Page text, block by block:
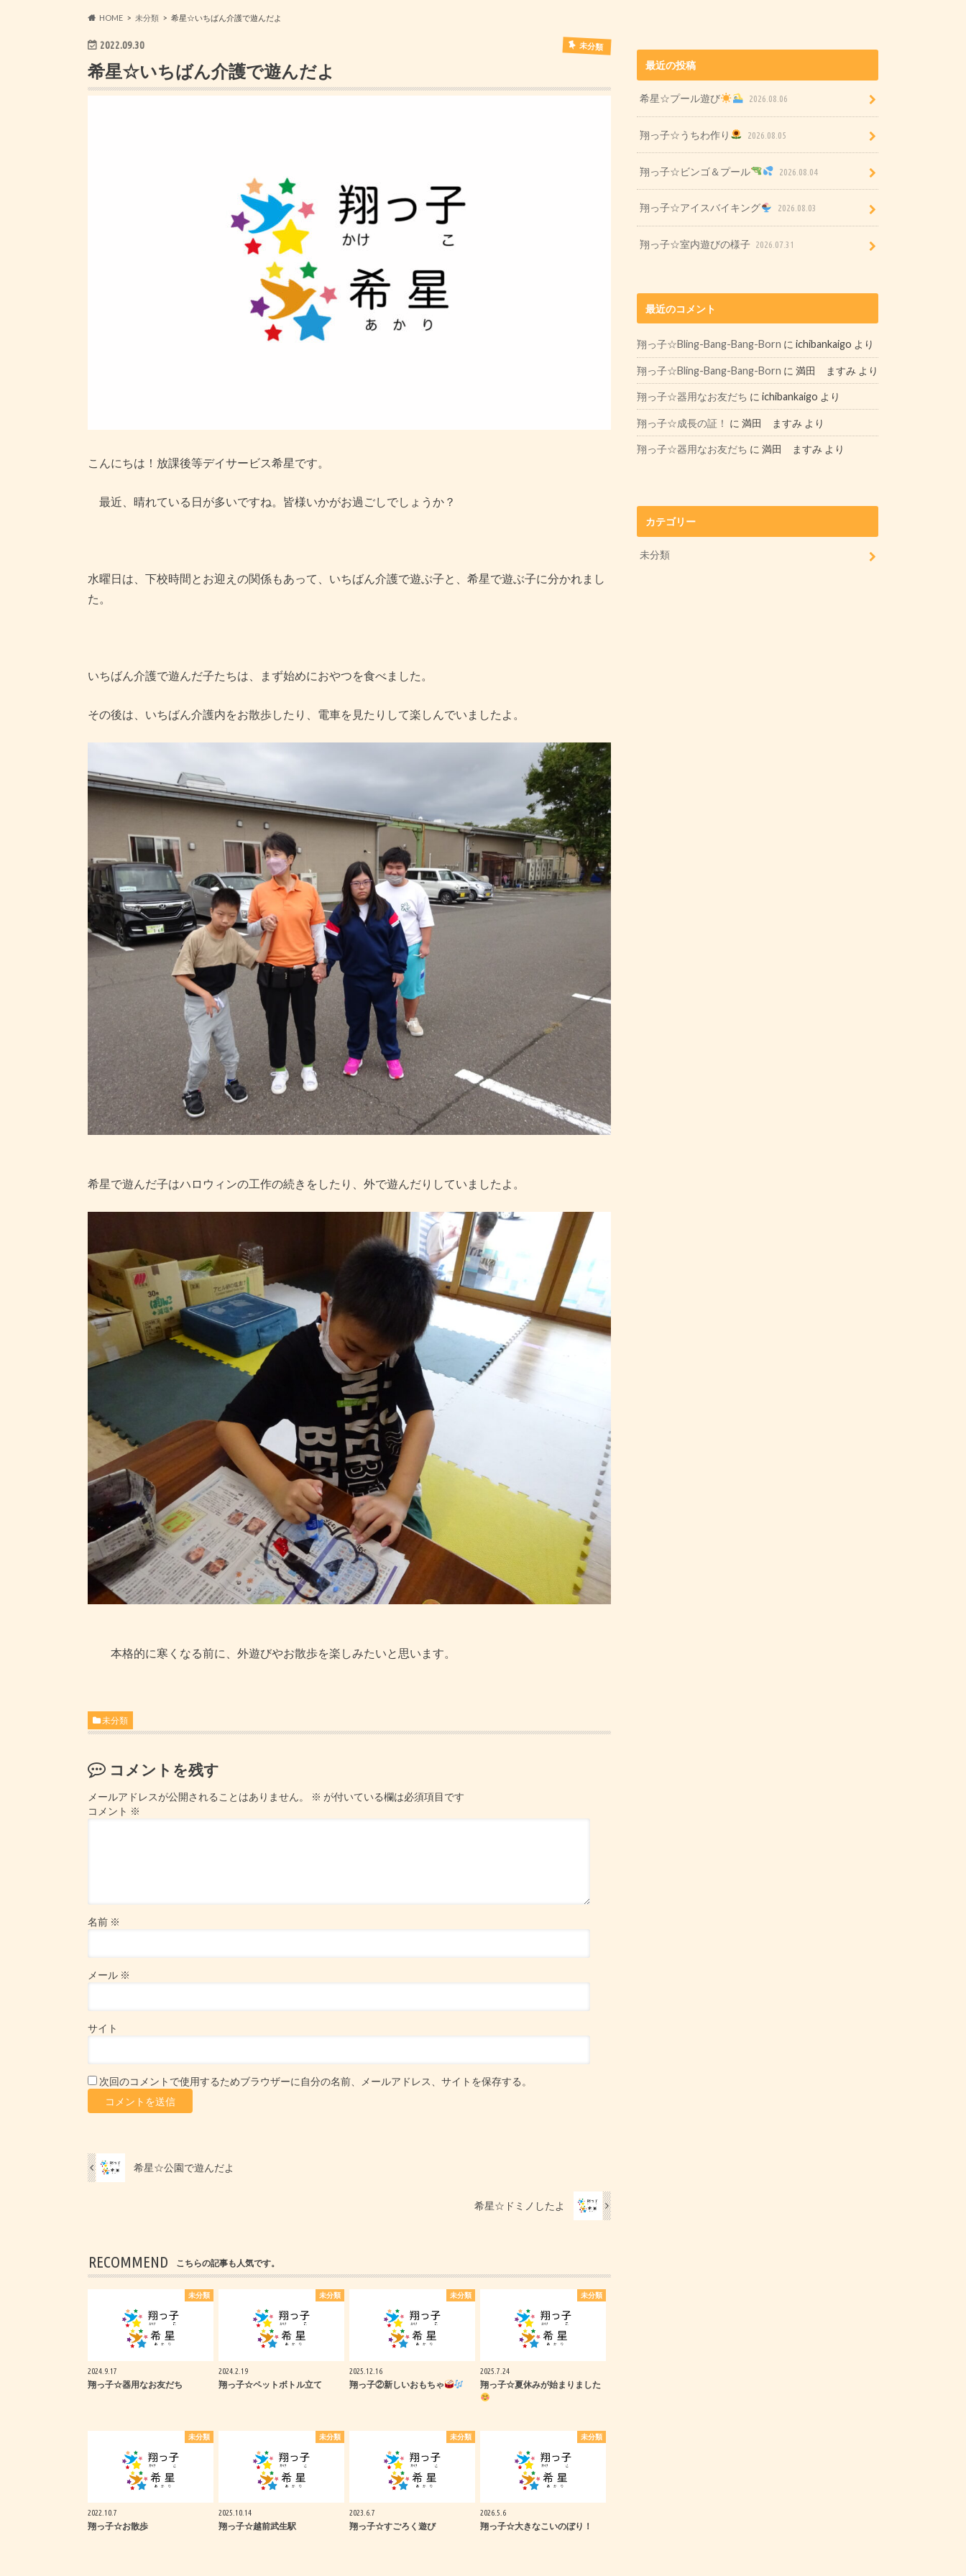
HOME 未分類 希星☆いちばん介護で遊んだよ
2022.09.30 未分類
希星☆いちばん介護で遊んだよ
こんにちは！放課後等デイサービス希星です。
最近、晴れている日が多いですね。皆様いかがお過ごしでしょうか？
水曜日は、下校時間とお迎えの関係もあって、いちばん介護で遊ぶ子と、希星で遊ぶ子に分かれまし
た。
いちばん介護で遊んだ子たちは、まず始めにおやつを食べました。
その後は、いちばん介護内をお散歩したり、電車を見たりして楽しんでいましたよ。
希星で遊んだ子はハロウィンの工作の続きをしたり、外で遊んだりしていましたよ。
本格的に寒くなる前に、外遊びやお散歩を楽しみたいと思います。
未分類
コメントを残す
メールアドレスが公開されることはありません。 ※ が付いている欄は必須項目です
コメント ※
名前 ※
メール ※
サイト
次回のコメントで使用するためブラウザーに自分の名前、メールアドレス、サイトを保存する。
希星☆公園で遊んだよ
希星☆ドミノしたよ
RECOMMEND こちらの記事も人気です。
未分類
2024.9.17
翔っ子☆器用なお友だち
未分類
2024.2.19
翔っ子☆ペットボトル立て
未分類
2025.12.16
翔っ子②新しいおもちゃ
未分類
2025.7.24
翔っ子☆夏休みが始まりました
未分類
2022.10.7
翔っ子☆お散歩
未分類
2025.10.14
翔っ子☆越前武生駅
未分類
2023.6.7
翔っ子☆すごろく遊び
未分類
2026.5.6
翔っ子☆大きなこいのぼり！
最近の投稿
希星☆プール遊び 2026.08.06
翔っ子☆うちわ作り 2026.08.05
翔っ子☆ビンゴ＆プール 2026.08.04
翔っ子☆アイスバイキング 2026.08.03
翔っ子☆室内遊びの様子 2026.07.31
最近のコメント
翔っ子☆Bling-Bang-Bang-Born に ichibankaigo より
翔っ子☆Bling-Bang-Bang-Born に 満田 ますみ より
翔っ子☆器用なお友だち に ichibankaigo より
翔っ子☆成長の証！ に 満田 ますみ より
翔っ子☆器用なお友だち に 満田 ますみ より
カテゴリー
未分類